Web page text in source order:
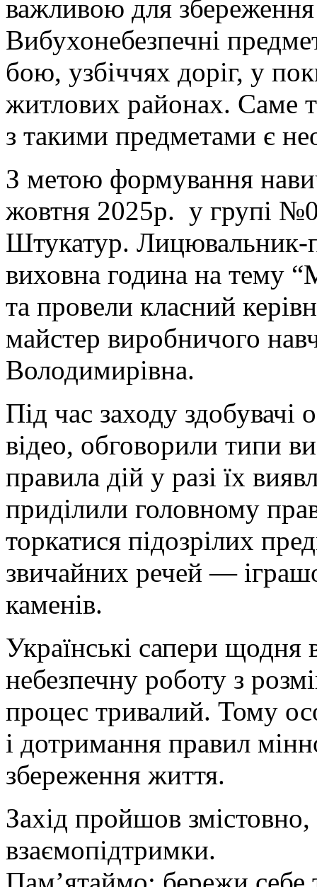
важливою для
Вибухонебезпечні
бою, узбіччях доріг, у
житлових районах. Саме
з такими предметами є
З метою формування
жовтня 2025р. у групі
Штукатур. Лицювальник-
виховна година на тему
та провели класний
майстер виробничого
Володимирівна.
Під час заходу здобувачі
відео, обговорили типи
правила дій у разі їх
приділили головному
торкатися підозрілих
звичайних речей —
каменів.
Українські сапери щодня
небезпечну роботу з
процес тривалий. Тому
і дотримання правил
збереження життя.
Захід пройшов змістовно,
взаємопідтримки.